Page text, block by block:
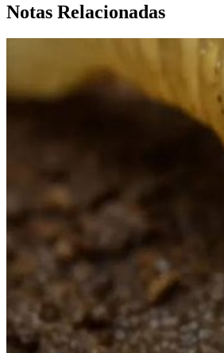
Notas Relacionadas